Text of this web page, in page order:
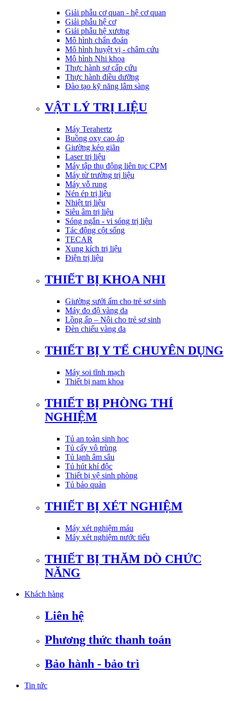
Giải phẫu cơ quan - hệ cơ quan
Giải phẫu hệ cơ
Giải phẫu hệ xương
Mô hình chẩn đoán
Mô hình huyệt vị - châm cứu
Mô hình Nhi khoa
Thực hành sơ cấp cứu
Thực hành điều dưỡng
Đào tạo kỹ năng lâm sàng
VẬT LÝ TRỊ LIỆU
Máy Terahertz
Buồng oxy cao áp
Giường kéo giãn
Laser trị liệu
Máy tập thụ động liên tục CPM
Máy từ trường trị liệu
Máy vỗ rung
Nén ép trị liệu
Nhiệt trị liệu
Siêu âm trị liệu
Sóng ngắn - vi sóng trị liệu
Tác động cột sống
TECAR
Xung kích trị liệu
Điện trị liệu
THIẾT BỊ KHOA NHI
Giường sưởi ấm cho trẻ sơ sinh
Máy đo độ vàng da
Lồng ấp – Nôi cho trẻ sơ sinh
Đèn chiếu vàng da
THIẾT BỊ Y TẾ CHUYÊN DỤNG
Máy soi tĩnh mạch
Thiết bị nam khoa
THIẾT BỊ PHÒNG THÍ
NGHIỆM
Tủ an toàn sinh học
Tủ cấy vô trùng
Tủ lạnh âm sâu
Tủ hút khí độc
Thiết bị vệ sinh phòng
Tủ bảo quản
THIẾT BỊ XÉT NGHIỆM
Máy xét nghiệm máu
Máy xét nghiệm nước tiểu
THIẾT BỊ THĂM DÒ CHỨC
NĂNG
Khách hàng
Liên hệ
Phương thức thanh toán
Bảo hành - bảo trì
Tin tức